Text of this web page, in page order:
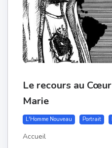
Le recours au
Marie
L'Homme Nouveau Portrait
Accueil